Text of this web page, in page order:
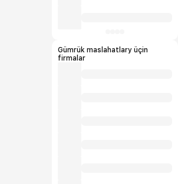
Gümrük maslahatlary üçin
firmalar